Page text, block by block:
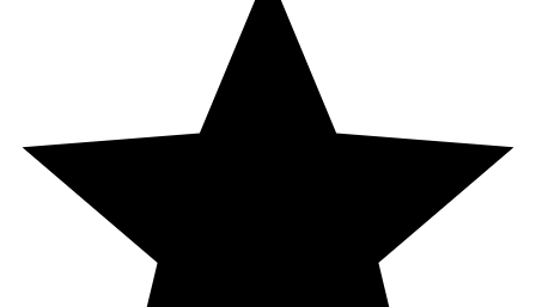
3 mg (30% DRI*)
Citrat 780 mg 3120 mg
*DRI = Dagligt referensintag.